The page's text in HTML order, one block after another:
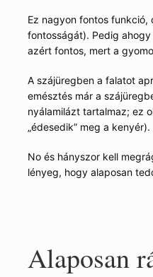
Ez nagyon fontos funkció,
fontosságát). Pedig
azért fontos, mert a
A szájüregben a falatot
emésztés már a
nyálamilázt tartalmaz; ez
„édesedik” meg a kenyér).
No és hányszor kell
lényeg, hogy alaposan
Alaposan